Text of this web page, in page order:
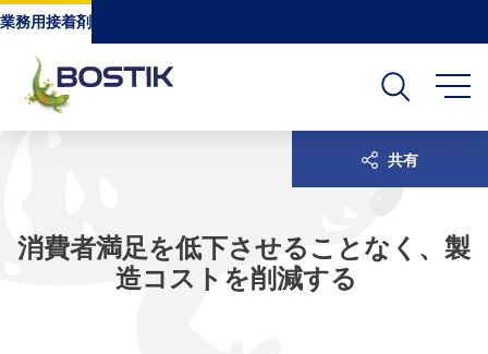
Go to content
業務用接着剤
消費者満足を低下させることなく、製
造コストを削減する
共有